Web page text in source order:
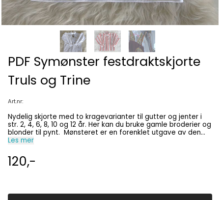
PDF Symønster festdraktskjorte
Truls og Trine
Art.nr:
Nydelig skjorte med to kragevarianter til gutter og jenter i
str. 2, 4, 6, 8, 10 og 12 år. Her kan du bruke gamle broderier og
blonder til pynt. Mønsteret er en forenklet utgave av den
klassiske bunadskjorta. Vanskelighetsgrad enkel til middels.
Les mer
120,-